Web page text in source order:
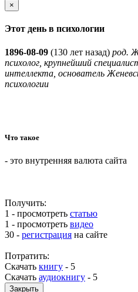
×
Этот день в психологии
1896-08-09 (130 лет назад) род.
психолог, крупнейший
интеллекта, основатель
психологии
Что такое
- это внутренняя валюта сайта
Получить:
1 - просмотреть статью
1 - просмотреть видео
30 - регистрация на сайте
Потратить:
Скачать книгу - 5
Скачать аудиокнигу - 5
Закрыть